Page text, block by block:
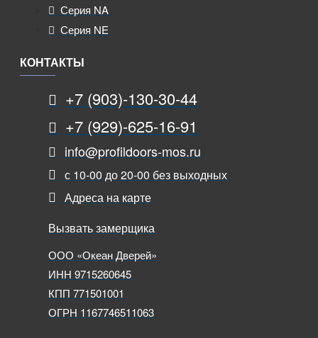
Серия NA
Серия NE
КОНТАКТЫ
+7 (903)-130-30-44
+7 (929)-625-16-91
info@profildoors-mos.ru
с 10-00 до 20-00 без выходных
Адреса на карте
Вызвать замерщика
ООО «Океан Дверей»
ИНН 9715260645
КПП 771501001
ОГРН 1167746511063